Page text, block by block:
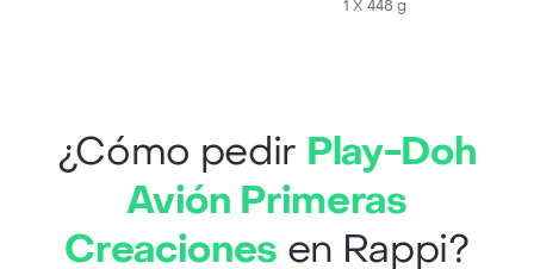
1 X 448 g
¿Cómo pedir Play-Doh
Avión Primeras
Creaciones en Rappi?